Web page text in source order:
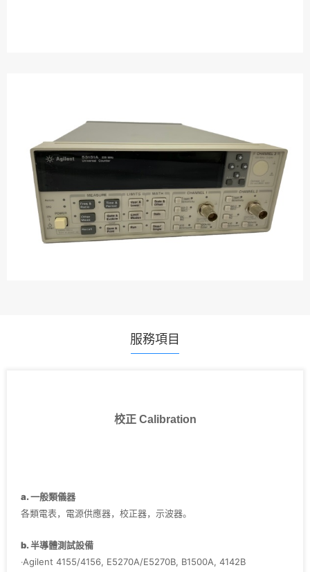
服務項目
校正 Calibration
a. 一般類儀器
各類電表，電源供應器，校正器，示波器。
b. 半導體測試設備
‧Agilent 4155/4156, E5270A/E5270B, B1500A, 4142B